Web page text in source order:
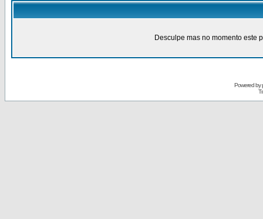
Desculpe mas no momento este
Powered by